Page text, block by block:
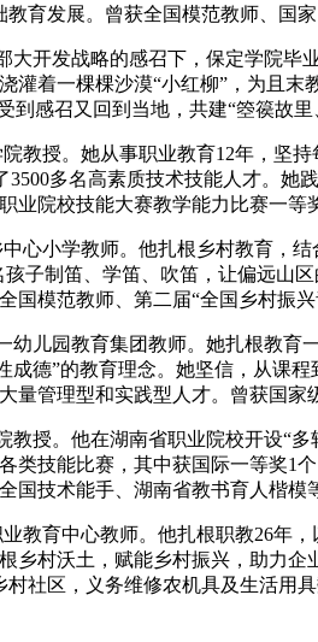
育发展。曾获全国模范教师、国
开发战略的感召下，保定学院毕
着一棵棵沙漠“小红柳”，为且
感召又回到当地，共建“箜篌故里
授。她从事职业教育12年，坚
多名高素质技术技能人才。
院校技能大赛教学能力比赛一等
小学教师。他扎根乡村教育，
子制笛、学笛、吹笛，让偏远山
模范教师、第二届“全国乡村振兴
园教育集团教师。她扎根教育
德”的教育理念。她坚信，从课
管理型和实践型人才。曾获国家
。他在湖南省职业院校开设“多
技能比赛，其中获国际一等奖1
技术能手、湖南省教书育人楷模
育中心教师。他扎根职教26年
村沃土，赋能乡村振兴，助力
社区，义务维修农机具及生活用